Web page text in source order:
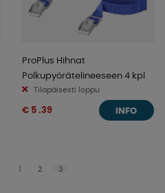
ProPlus Hihnat
Polkupyörätelineeseen 4 kpl
Tilapäisesti loppu
€ 5 .39 INFO
1 2 3